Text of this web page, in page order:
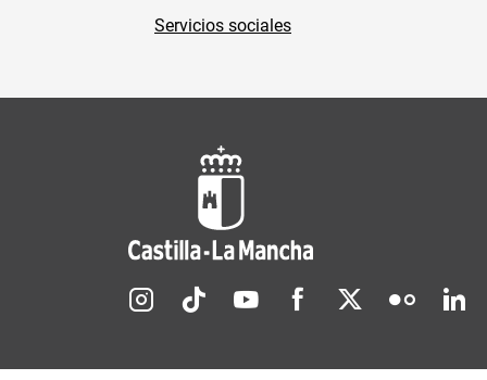
Servicios sociales
Redes sociales JCCM